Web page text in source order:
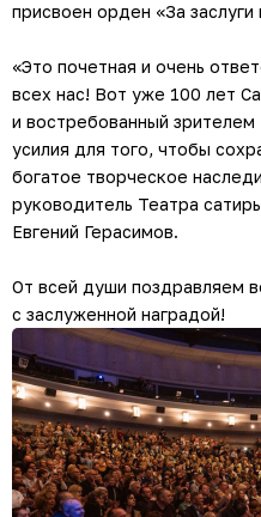
присвоен орден «За заслуги
«Это почетная и очень
всех нас! Вот уже 100 лет
и востребованный
усилия для того, чтобы
богатое творческое
руководитель Театра
Евгений Герасимов.
От всей души поздравляем
с заслуженной наградой!